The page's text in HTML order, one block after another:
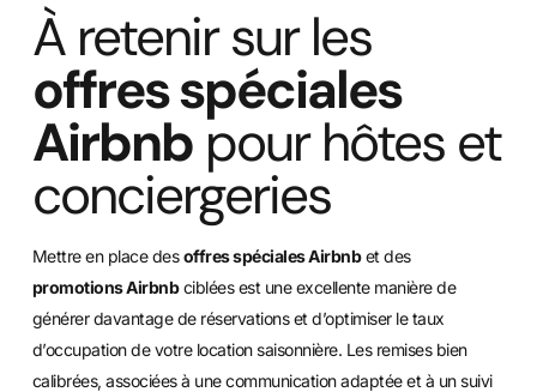
À retenir sur les
offres spéciales
Airbnbpour hôtes et
conciergeries
Mettre en place desoffres spéciales Airbnbet des
promotions Airbnbciblées est une excellente manière de
générer davantage de réservations et d’optimiser le taux
d’occupation de votre location saisonnière. Les remises bien
calibrées, associées à une communication adaptée et à un suivi